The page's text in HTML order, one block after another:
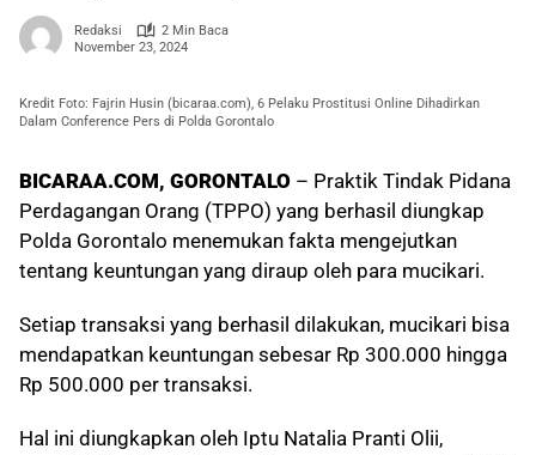
Redaksi
2 Min Baca
November 23, 2024
Kredit Foto: Fajrin Husin (bicaraa.com), 6 Pelaku Prostitusi Online Dihadirkan
Dalam Conference Pers di Polda Gorontalo
BICARAA.COM, GORONTALO – Praktik Tindak Pidana
Perdagangan Orang (TPPO) yang berhasil diungkap
Polda Gorontalo menemukan fakta mengejutkan
tentang keuntungan yang diraup oleh para mucikari.
Setiap transaksi yang berhasil dilakukan, mucikari bisa
mendapatkan keuntungan sebesar Rp 300.000 hingga
Rp 500.000 per transaksi.
Hal ini diungkapkan oleh Iptu Natalia Pranti Olii,